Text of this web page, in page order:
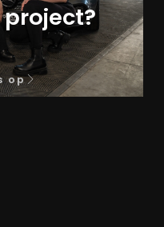
op